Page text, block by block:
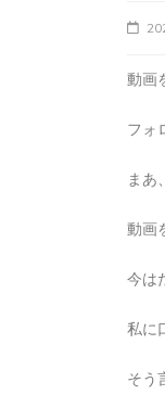
動画
フォ
まあ
動画
今は
私に
そう